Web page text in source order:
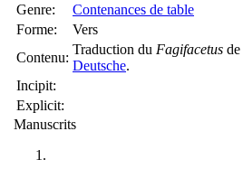
Genre:
Contenances de table
Forme:
Vers
Contenu:
Traduction du Fagifacetus de
Deutsche.
Incipit:
Explicit:
Manuscrits